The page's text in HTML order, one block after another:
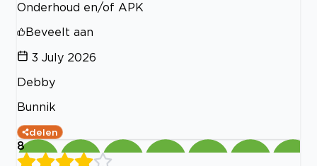
Onderhoud en/of APK
Beveelt aan
3 July 2026
Debby
Bunnik
delen
8